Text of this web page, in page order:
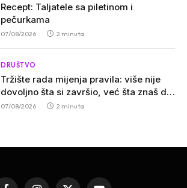
Recept: Taljatele sa piletinom i
pečurkama
07/08/2026 2 minuta
DRUŠTVO
Tržište rada mijenja pravila: više nije
dovoljno šta si završio, već šta znaš da
uradiš
07/08/2026 2 minuta